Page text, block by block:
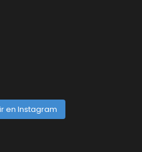
en Instagram